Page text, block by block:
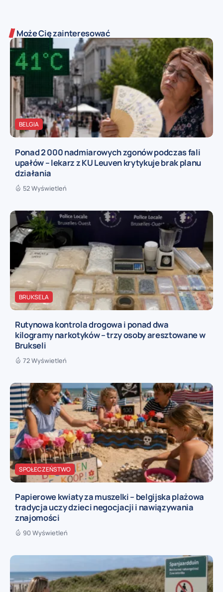
Może Cię zainteresować
BELGIA
Ponad 2 000 nadmiarowych zgonów podczas fali
upałów – lekarz z KU Leuven krytykuje brak planu
działania
52 Wyświetleń
BRUKSELA
Rutynowa kontrola drogowa i ponad dwa
kilogramy narkotyków – trzy osoby aresztowane w
Brukseli
72 Wyświetleń
SPOŁECZEŃSTWO
Papierowe kwiaty za muszelki – belgijska plażowa
tradycja uczy dzieci negocjacji i nawiązywania
znajomości
90 Wyświetleń